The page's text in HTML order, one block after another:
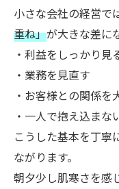
小さな会社の経営で
重ね」が大きな差に
・利益をしっかり見
・業務を見直す
・お客様との関係を
・一人で抱え込まな
こうした基本を丁寧
ながります。
朝夕少し肌寒さを感